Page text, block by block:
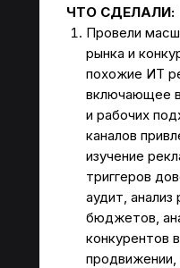
ЧТО СДЕЛАЛИ:
Провели
рынка и
похожие ИТ
включающее в
и рабочих
каналов
изучение
триггеров
аудит, анализ
бюджетов,
конкурентов